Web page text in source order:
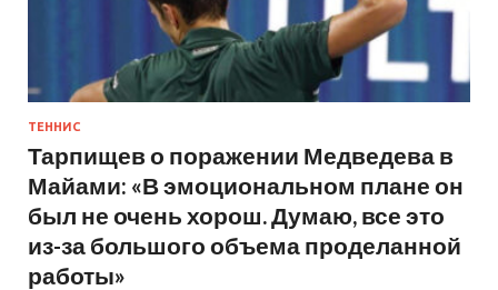
ТЕННИС
Тарпищев о поражении Медведева в
Майами: «В эмоциональном плане он
был не очень хорош. Думаю, все это
из-за большого объема проделанной
работы»